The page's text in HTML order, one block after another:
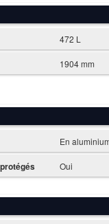
472 L
1904 mm
En
Oui